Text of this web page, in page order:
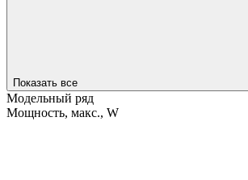
Показать все
Модельный ряд
Мощность, макс., W